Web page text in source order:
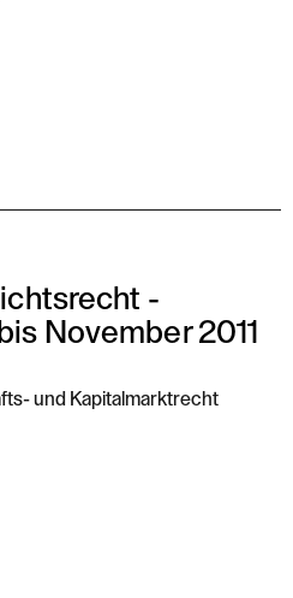
-
November 2011
und Kapitalmarktrecht